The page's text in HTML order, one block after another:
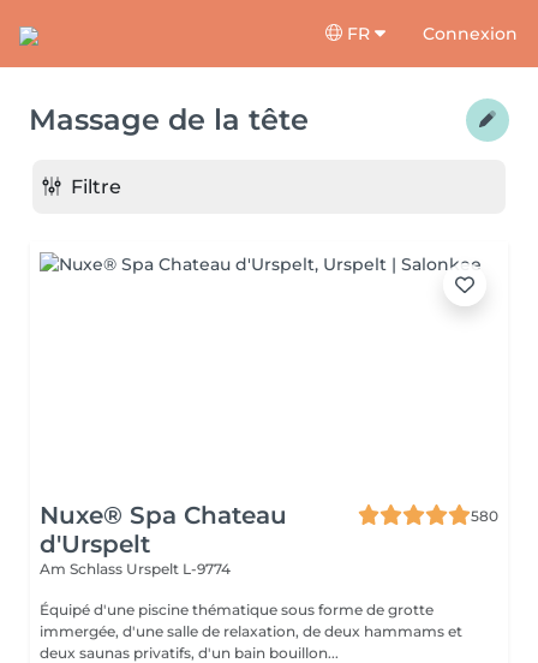
FR Connexion
Massage de la tête
Filtre
Nuxe® Spa Chateau
d'Urspelt
580
Am Schlass Urspelt L-9774
Équipé d'une piscine thématique sous forme de grotte
immergée, d'une salle de relaxation, de deux hammams et
deux saunas privatifs, d'un bain bouillon...